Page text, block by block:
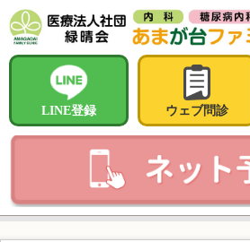
LINE登録 ウェブ問診